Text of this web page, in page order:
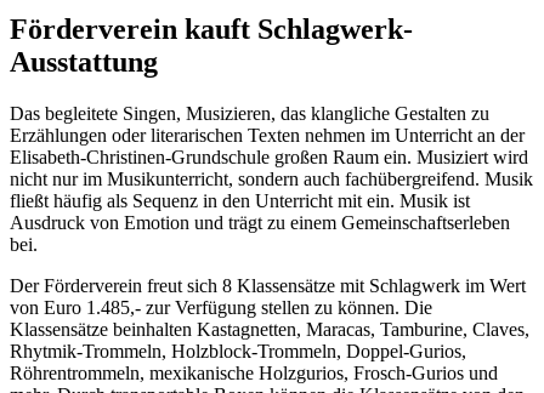
Förderverein kauft Schlagwerk-
Ausstattung
Das begleitete Singen, Musizieren, das klangliche Gestalten zu
Erzählungen oder literarischen Texten nehmen im Unterricht an der
Elisabeth-Christinen-Grundschule großen Raum ein. Musiziert wird
nicht nur im Musikunterricht, sondern auch fachübergreifend. Musik
fließt häufig als Sequenz in den Unterricht mit ein. Musik ist
Ausdruck von Emotion und trägt zu einem Gemeinschaftserleben
bei.
Der Förderverein freut sich 8 Klassensätze mit Schlagwerk im Wert
von Euro 1.485,- zur Verfügung stellen zu können. Die
Klassensätze beinhalten Kastagnetten, Maracas, Tamburine, Claves,
Rhytmik-Trommeln, Holzblock-Trommeln, Doppel-Gurios,
Röhrentrommeln, mexikanische Holzgurios, Frosch-Gurios und